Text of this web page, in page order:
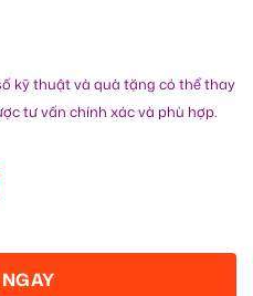
kỹ thuật và quà tặng có thể thay
tư vấn chính xác và phù hợp.